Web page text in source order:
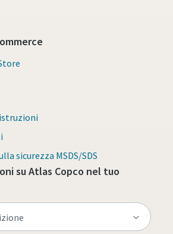
sicurezza MSDS/SDS
su Atlas Copco nel tuo